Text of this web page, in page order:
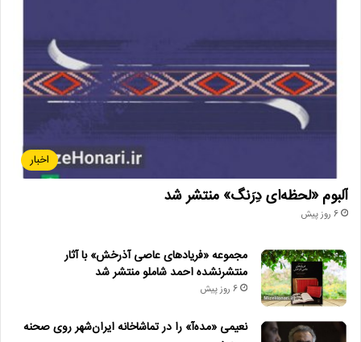
اخبار
آلبوم «لحظه‌ای دِرَنگ» منتشر شد
6 روز پیش
مجموعه «فریادهای عاصی آذرخش» با آثار
منتشرنشده احمد شاملو منتشر شد
6 روز پیش
نعیمی «مده‌آ» را در تماشاخانه ایران‌شهر روی صحنه